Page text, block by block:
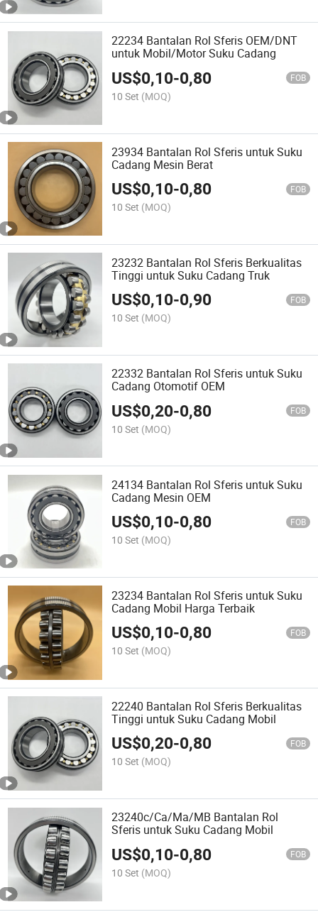
22234 Bantalan Rol Sferis OEM/DNT
untuk Mobil/Motor Suku Cadang
US$0,10-0,80 FOB
10 Set (MOQ)
23934 Bantalan Rol Sferis untuk Suku
Cadang Mesin Berat
US$0,10-0,80 FOB
10 Set (MOQ)
23232 Bantalan Rol Sferis Berkualitas
Tinggi untuk Suku Cadang Truk
US$0,10-0,90 FOB
10 Set (MOQ)
22332 Bantalan Rol Sferis untuk Suku
Cadang Otomotif OEM
US$0,20-0,80 FOB
10 Set (MOQ)
24134 Bantalan Rol Sferis untuk Suku
Cadang Mesin OEM
US$0,10-0,80 FOB
10 Set (MOQ)
23234 Bantalan Rol Sferis untuk Suku
Cadang Mobil Harga Terbaik
US$0,10-0,80 FOB
10 Set (MOQ)
22240 Bantalan Rol Sferis Berkualitas
Tinggi untuk Suku Cadang Mobil
US$0,20-0,80 FOB
10 Set (MOQ)
23240c/Ca/Ma/MB Bantalan Rol
Sferis untuk Suku Cadang Mobil
US$0,10-0,80 FOB
10 Set (MOQ)